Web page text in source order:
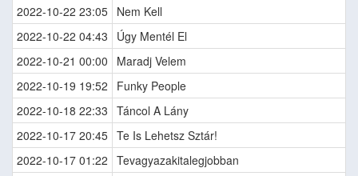
2022-10-22 23:05 Nem Kell
2022-10-22 04:43
Úgy Mentél El
2022-10-21 00:00
Maradj Velem
2022-10-19 19:52
Funky People
2022-10-18 22:33 Táncol A Lány
2022-10-17 20:45 Te Is Lehetsz Sztár!
2022-10-17 01:22 Tevagyazakitalegjobban